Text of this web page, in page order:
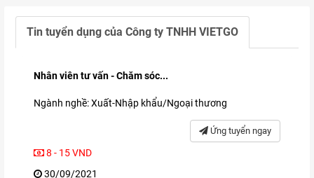
Tin tuyển dụng của Công ty TNHH VIETGO
Nhân viên tư vấn - Chăm sóc...
Ngành nghề: Xuất-Nhập khẩu/Ngoại thương
Ứng tuyển ngay
8 - 15 VND
30/09/2021